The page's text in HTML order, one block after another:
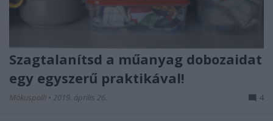
Szagtalanítsd a műanyag dobozaidat
egy egyszerű praktikával!
Mókuspolli • 2019. április 26. 4